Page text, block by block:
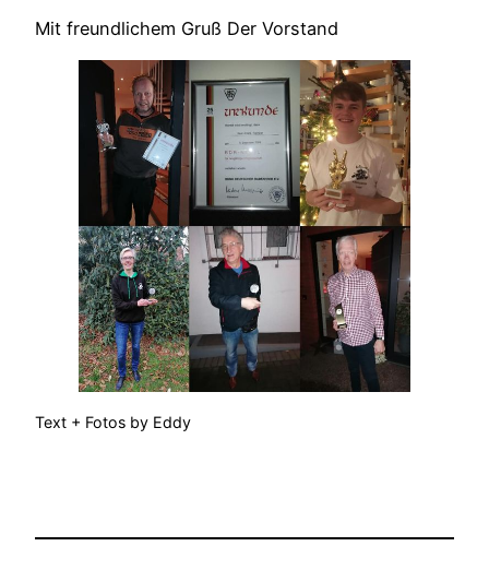
Mit freundlichem Gruß Der Vorstand
Text + Fotos by Eddy